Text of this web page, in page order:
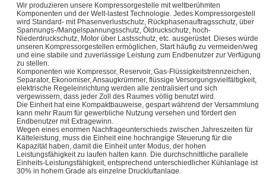
Wir produzieren unsere Kompressorgestelle mit weltberühmten
Komponenten und der Welt-lastest Technologie. Jedes Kompressorgestell
wird Standard- mit Phasenverlustschutz, Rückphasenauftragsschutz, über
Spannungs-/Mangelspannungsschutz, Öldruckschutz, hoch-
Niederdruckschutz, Motor über Lastsschutz, etc. ausgerüstet. Dieses würde
unseren Kompressorgestellen ermöglichen, Start häufig zu vermeiden/weg
und eine stabile und zuverlässige Leistung zum Endbenutzer zur Verfügung
zu stellen.
Komponenten wie Kompressor, Reservoir, Gas-Flüssigkeitstrennzeichen,
Separator, Ekonomiser, Ansaugkrümmer, flüssige Versorgungsvielfältigkeit,
elektrische Regeleinrichtung werden alle zentralisiert und sich
vergewissern, dass jeder Zoll des Raumes völlig benutzt wird.
Die Einheit hat eine Kompaktbauweise, gespart während der Versammlung
kann mehr Raum für gewerbliche Nutzung versehen und fördert den
Endbenutzer mit Extragewinn.
Wegen eines enormen Nachfrageunterschieds zwischen Jahreszeiten für
Kälteleistung, muss die Einheit eine hochrangige Steuerung für die
Kapazität haben, damit die Einheit unter Modus, der hohen
Leistungsfähigkeit zu laufen halten kann. Die durchschnittliche parallele
Einheits-Leistungsfähigkeit, entsprechend unterschiedlicher Kühlanlage ist
30% in hohem Grade als einzelne Druckluftanlage.